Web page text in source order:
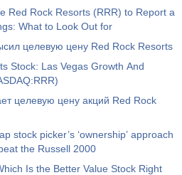
Прог.
Пред.
451
установок в США от Baker
588
от ФРС м/м
млрд
Пред.
$​-0.18 млрд
Red Rock Resorts (RRR) to Report a
What to Look Out for
целевую цену Red Rock Resorts
Stock: Las Vegas Growth And
целевую цену акций Red Rock
stock picker’s ‘ownership’ approach
the Russell 2000
Is the Better Value Stock Right